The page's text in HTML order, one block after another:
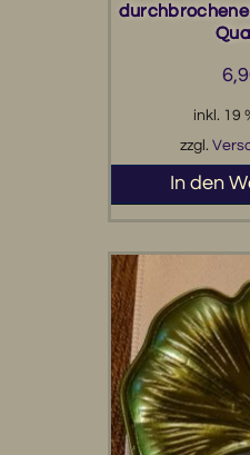
inkl. 19
zzgl.
In den